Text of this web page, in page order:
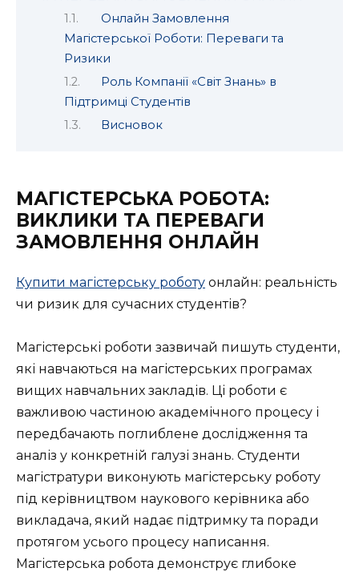
Онлайн Замовлення
Магістерської Роботи: Переваги та
Ризики
Роль Компанії «Світ Знань» в
Підтримці Студентів
Висновок
МАГІСТЕРСЬКА РОБОТА:
ВИКЛИКИ ТА ПЕРЕВАГИ
ЗАМОВЛЕННЯ ОНЛАЙН
Купити магістерську роботу онлайн: реальність
чи ризик для сучасних студентів?
Магістерські роботи зазвичай пишуть студенти,
які навчаються на магістерських програмах
вищих навчальних закладів. Ці роботи є
важливою частиною академічного процесу і
передбачають поглиблене дослідження та
аналіз у конкретній галузі знань. Студенти
магістратури виконують магістерську роботу
під керівництвом наукового керівника або
викладача, який надає підтримку та поради
протягом усього процесу написання.
Магістерська робота демонструє глибоке